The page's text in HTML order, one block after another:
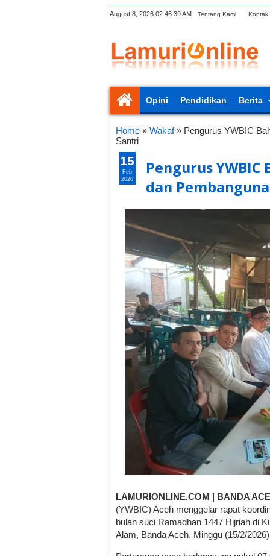
August 8, 2026 02:46:39 AM Tentang Kami Kontak
Opini Pendidikan Berita
Home » Wakaf» Pengurus YWBIC
Santri
Pengurus YWBIC
dan
LAMURIONLINE.COM | BANDA
(YWBIC) Aceh menggelar rapat
bulan suci Ramadhan 1447 Hijriah di
Alam, Banda Aceh, Minggu (15/2/
15
Feb
2026